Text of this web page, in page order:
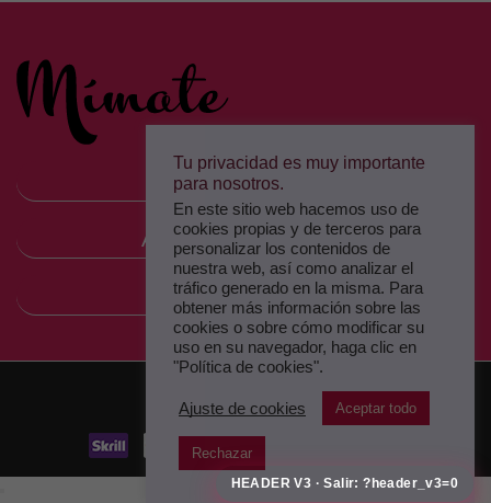
MÍMATE
ALTA COSMÉTICA
PRODUCTOOS
Tu privacidad es muy importante
para nosotros.
En este sitio web hacemos uso de
cookies propias y de terceros para
personalizar los contenidos de
nuestra web, así como analizar el
tráfico generado en la misma. Para
obtener más información sobre las
cookies o sobre cómo modificar su
uso en su navegador, haga clic en
"Política de cookies".
Ajuste de cookies Aceptar todo
Rechazar